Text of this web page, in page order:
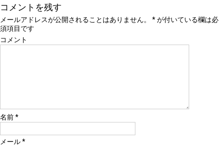
コメントを残す
メールアドレスが公開されることはありません。 *が付いている欄は必
須項目です
コメント
名前*
メール*